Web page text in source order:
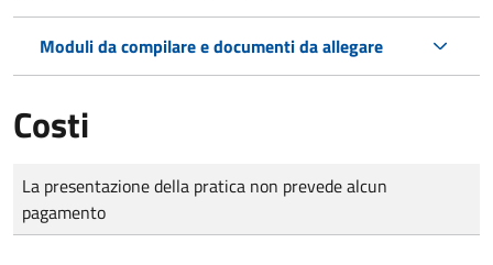
Moduli da compilare e documenti da allegare
Costi
Tipo di pagamento
Importo
La presentazione della pratica non prevede alcun
pagamento